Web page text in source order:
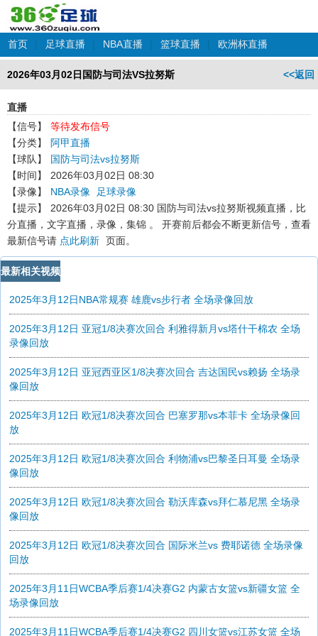
首页 | 足球直播 | NBA直播 | 篮球直播 | 欧洲杯直播
<<返回
2026年03月02日国防与司法VS拉努斯
直播
【信号】
等待发布信号
【分类】
阿甲直播
【球队】
国防与司法vs拉努斯
【时间】
2026年03月02日 08:30
【录像】
NBA录像
足球录像
【提示】
2026年03月02日 08:30 国防与司法vs拉努斯视频直播，比
分直播，文字直播，录像，集锦 。 开赛前后都会不断更新信号，查看
最新信号请 点此刷新 页面。
最新相关视频
2025年3月12日NBA常规赛 雄鹿vs步行者 全场录像回放
2025年3月12日 亚冠1/8决赛次回合 利雅得新月vs塔什干棉农 全场
录像回放
2025年3月12日 亚冠西亚区1/8决赛次回合 吉达国民vs赖扬 全场录
像回放
2025年3月12日 欧冠1/8决赛次回合 巴塞罗那vs本菲卡 全场录像回
放
2025年3月12日 欧冠1/8决赛次回合 利物浦vs巴黎圣日耳曼 全场录
像回放
2025年3月12日 欧冠1/8决赛次回合 勒沃库森vs拜仁慕尼黑 全场录
像回放
2025年3月12日 欧冠1/8决赛次回合 国际米兰vs 费耶诺德 全场录像
回放
2025年3月11日WCBA季后赛1/4决赛G2 内蒙古女篮vs新疆女篮 全
场录像回放
2025年3月11日WCBA季后赛1/4决赛G2 四川女篮vs江苏女篮 全场